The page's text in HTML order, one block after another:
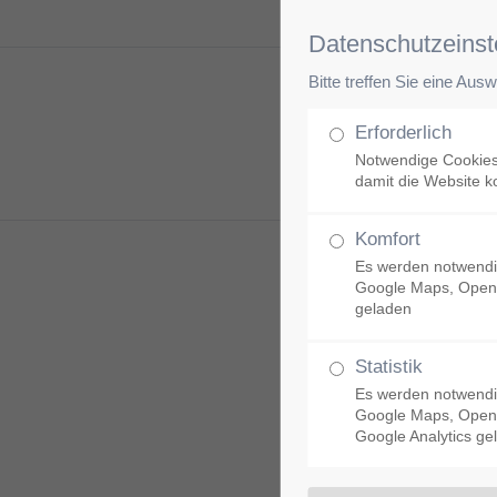
Bitte treffen Sie eine
Erforderlich
Notwendige
damit die Website
Komfort
Es werden
Google Maps,
geladen
Statistik
Es werden
Google Maps,
Google Analytics